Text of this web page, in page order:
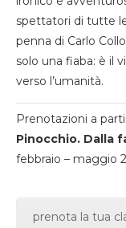
spettatori di tutte
penna di Carlo
solo una fiaba: è il
verso l’umanità.
Prenotazioni a
Pinocchio. Dalla
febbraio – maggio
prenota la tua